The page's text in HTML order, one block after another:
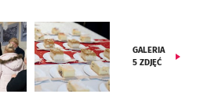
GALERIA
5 ZDJĘĆ